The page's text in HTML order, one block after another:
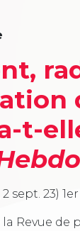
a-t-
2 sept. 23)
la Revue